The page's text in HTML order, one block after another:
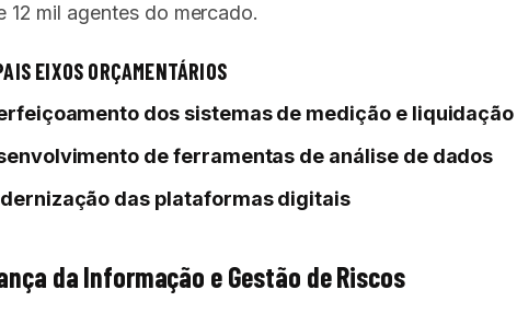
12 mil agentes do mercado.
EIXOS ORÇAMENTÁRIOS
dos sistemas de medição e liquidação
de ferramentas de análise de dados
das plataformas digitais
da Informação e Gestão de Riscos